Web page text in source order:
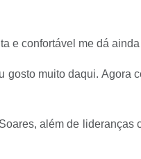
e confortável me dá
gosto muito daqui. Agora
além de lideranças